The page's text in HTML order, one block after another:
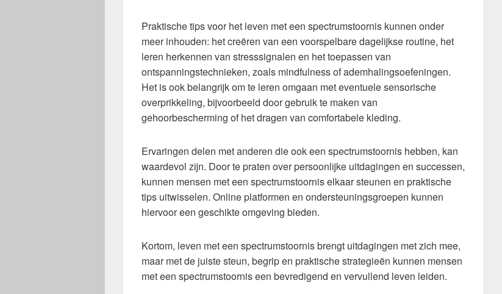
Praktische tips voor het leven met een spectrumstoornis kunnen onder
meer inhouden: het creëren van een voorspelbare dagelijkse routine, het
leren herkennen van stresssignalen en het toepassen van
ontspanningstechnieken, zoals mindfulness of ademhalingsoefeningen.
Het is ook belangrijk om te leren omgaan met eventuele sensorische
overprikkeling, bijvoorbeeld door gebruik te maken van
gehoorbescherming of het dragen van comfortabele kleding.
Ervaringen delen met anderen die ook een spectrumstoornis hebben, kan
waardevol zijn. Door te praten over persoonlijke uitdagingen en successen,
kunnen mensen met een spectrumstoornis elkaar steunen en praktische
tips uitwisselen. Online platformen en ondersteuningsgroepen kunnen
hiervoor een geschikte omgeving bieden.
Kortom, leven met een spectrumstoornis brengt uitdagingen met zich mee,
maar met de juiste steun, begrip en praktische strategieën kunnen mensen
met een spectrumstoornis een bevredigend en vervullend leven leiden.